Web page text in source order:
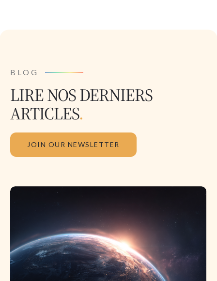
BLOG
LIRE NOS DERNIERS
ARTICLES.
JOIN OUR NEWSLETTER